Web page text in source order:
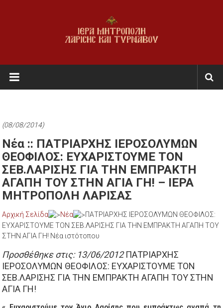
Ι.Μ.
Λαρίσης
Τυρνάβου
Εκκλησία
της
Ελλάδος
(08/08/2014)
Νέα :: ΠΑΤΡΙΑΡΧΗΣ ΙΕΡΟΣΟΛΥΜΩΝ
ΘΕΟΦΙΛΟΣ: EΥΧΑΡΙΣΤΟΥΜΕ ΤΟΝ
ΣΕΒ.ΛΑΡΙΣΗΣ ΓΙΑ ΤΗΝ ΕΜΠΡΑΚΤΗ
ΑΓΑΠΗ ΤΟΥ ΣΤΗΝ ΑΓΙΑ ΓΗ! – ΙΕΡΑ
ΜΗΤΡΟΠΟΛΗ ΛΑΡΙΣΑΣ
Αρχική Σελίδα Νέα
ΠΑΤΡΙΑΡΧΗΣ ΙΕΡΟΣΟΛΥΜΩΝ ΘΕΟΦΙΛΟΣ:
EΥΧΑΡΙΣΤΟΥΜΕ ΤΟΝ ΣΕΒ.ΛΑΡΙΣΗΣ ΓΙΑ ΤΗΝ ΕΜΠΡΑΚΤΗ ΑΓΑΠΗ ΤΟΥ
ΣΤΗΝ ΑΓΙΑ ΓΗ! Νέα ιστότοπου
Προσθέθηκε στις: 13/06/2012ΠΑΤΡΙΑΡΧΗΣ
ΙΕΡΟΣΟΛΥΜΩΝ ΘΕΟΦΙΛΟΣ: EΥΧΑΡΙΣΤΟΥΜΕ ΤΟΝ
ΣΕΒ.ΛΑΡΙΣΗΣ ΓΙΑ ΤΗΝ ΕΜΠΡΑΚΤΗ ΑΓΑΠΗ ΤΟΥ ΣΤΗΝ
ΑΓΙΑ ΓΗ!